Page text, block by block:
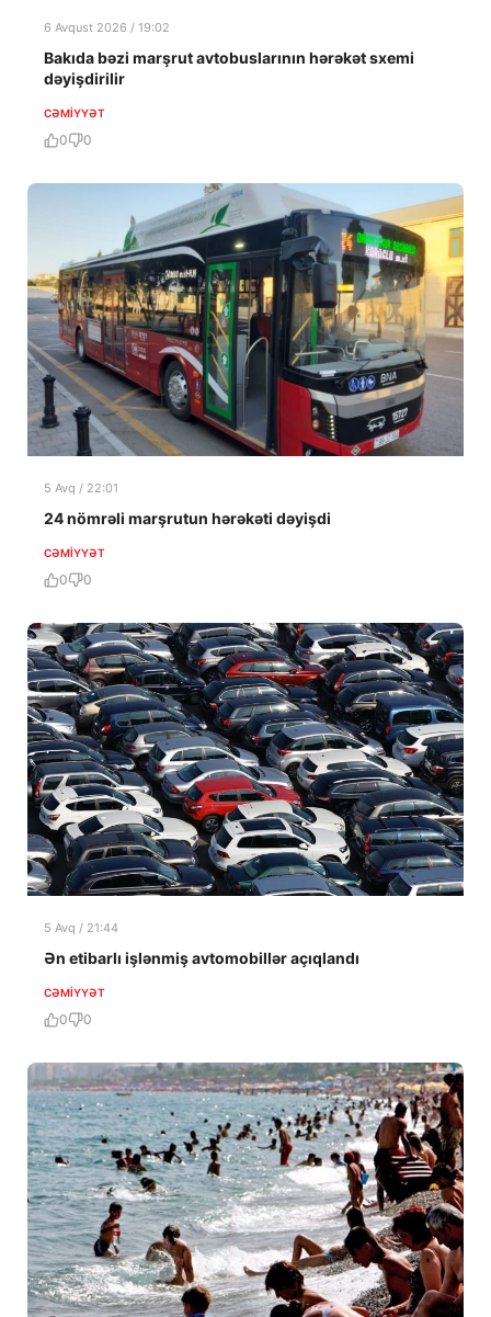
6 Avqust 2026 / 19:02
Bakıda bəzi marşrut avtobuslarının hərəkət sxemi
dəyişdirilir
CƏMIYYƏT
0 0
5 Avq / 22:01
24 nömrəli marşrutun hərəkəti dəyişdi
CƏMIYYƏT
0 0
5 Avq / 21:44
Ən etibarlı işlənmiş avtomobillər açıqlandı
CƏMIYYƏT
0 0